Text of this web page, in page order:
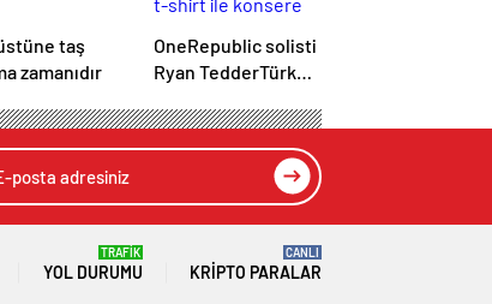
taş
zamanıdır
OneRepublic solisti
Ryan TedderTürk
konsere çıktı!
YOL DURUMU
TRAFİK
KRIPTO PARALAR
CANLI